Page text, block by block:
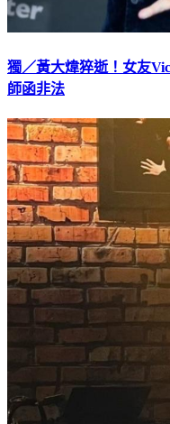
獨／黃大煒猝逝！女友
師函非法